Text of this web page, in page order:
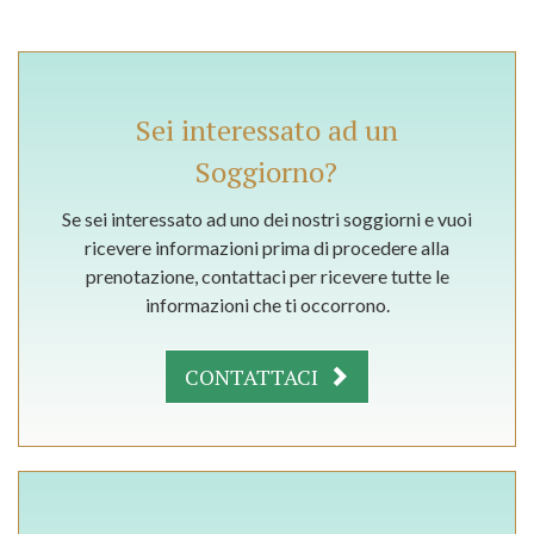
Sei interessato ad un
Soggiorno?
Se sei interessato ad uno dei nostri soggiorni e vuoi
ricevere informazioni prima di procedere alla
prenotazione, contattaci per ricevere tutte le
informazioni che ti occorrono.
CONTATTACI